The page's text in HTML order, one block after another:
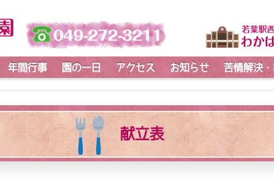
年間行事 園の一日 アクセス お知らせ 苦情解決
献立表